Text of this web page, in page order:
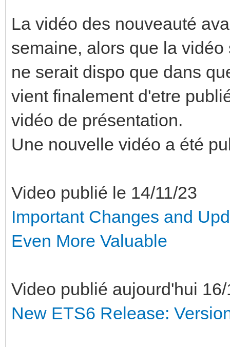
La vidéo des nouveauté
semaine, alors que la
ne serait dispo que dans
vient finalement d'etre
vidéo de présentation.
Une nouvelle vidéo a été
Video publié le 14/11/23
Important Changes and
Even More Valuable
Video publié aujourd'hui 16/
New ETS6 Release: